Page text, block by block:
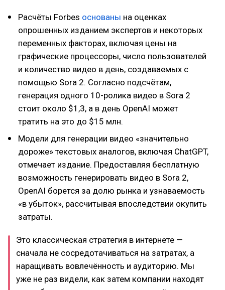
Расчёты Forbes основаны на оценках
опрошенных изданием экспертов и некоторых
переменных факторах, включая цены на
графические процессоры, число пользователей
и количество видео в день, создаваемых с
помощью Sora 2. Согласно подсчётам,
генерация одного 10-ролика видео в Sora 2
стоит около $1,3, а в день OpenAI может
тратить на это до $15 млн.
Модели для генерации видео «значительно
дороже» текстовых аналогов, включая ChatGPT,
отмечает издание. Предоставляя бесплатную
возможность генерировать видео в Sora 2,
OpenAI борется за долю рынка и узнаваемость
«в убыток», рассчитывая впоследствии окупить
затраты.
Это классическая стратегия в интернете —
сначала не сосредотачиваться на затратах, а
наращивать вовлечённость и аудиторию. Мы
уже не раз видели, как затем компании находят